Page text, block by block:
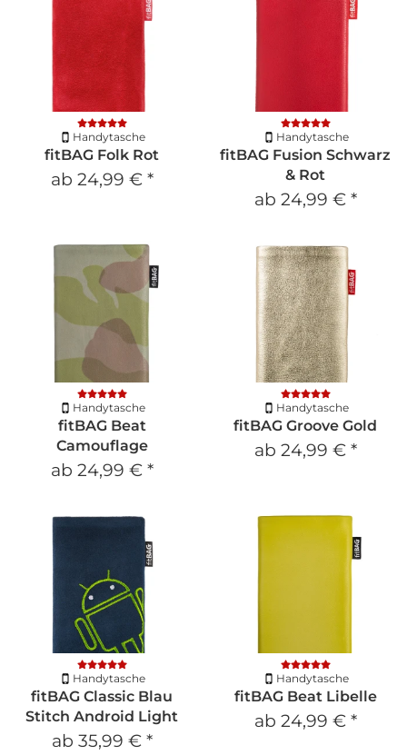
Handytasche
fitBAG Folk Rot
ab 24,99 € *
Handytasche
fitBAG Fusion Schwarz
& Rot
ab 24,99 € *
Handytasche
fitBAG Beat
Camouflage
ab 24,99 € *
Handytasche
fitBAG Groove Gold
ab 24,99 € *
Handytasche
fitBAG Classic Blau
Stitch Android Light
ab 35,99 € *
Handytasche
fitBAG Beat Libelle
ab 24,99 € *